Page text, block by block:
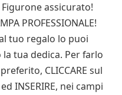
assicurato!
PROFESSIONALE!
tuo regalo lo puoi
la tua dedica. Per farlo
CLICCARE sul
INSERIRE, nei campi